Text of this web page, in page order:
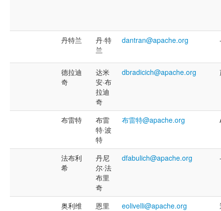
丹特兰
丹·特
兰
dantran@apache.org
德拉迪
奇
达米
安·布
拉迪
奇
dbradicich@apache.org
布雷特
布雷
特·波
特
布雷特@apache.org
法布利
希
丹尼
尔·法
布里
奇
dfabulich@apache.org
奥利维
恩里
eolivelli@apache.org